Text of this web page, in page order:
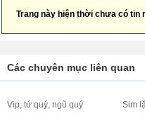
Trang này hiện thời chưa có tin
Các chuyên mục liên quan
Vip, tứ quý, ngũ quý Sim